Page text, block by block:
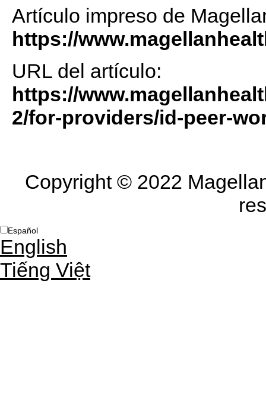
Artículo impreso de
https://
URL del artículo:
https://
2/for-providers/id-peer-
Copyright © 2022
Español
English
Tiếng Việt